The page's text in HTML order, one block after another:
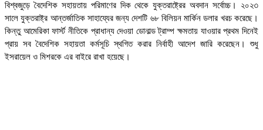
বিশ্বজুড়ে বৈদেশিক সহায়তায় পরিমাণের দিক থেকে যুক্তরাষ্ট্রের অবদান সর্বোচ্চ। ২০২৩
সালে যুক্তরাষ্ট্র আন্তর্জাতিক সাহায্যের জন্য দেশটি ৬৮ বিলিয়ন মার্কিন ডলার খরচ করেছে।
কিন্তু আমেরিকা ফার্স্ট নীতিকে প্রাধান্য দেওয়া ডোনাল্ড ট্রাম্প ক্ষমতায় যাওয়ার প্রথম দিনেই
প্রায় সব বৈদেশিক সহায়তা কর্মসূচি স্থগিত করার নির্বাহী আদেশ জারি করেছেন। শুধু
ইসরায়েল ও মিশরকে এর বাইরে রাখা হয়েছে।